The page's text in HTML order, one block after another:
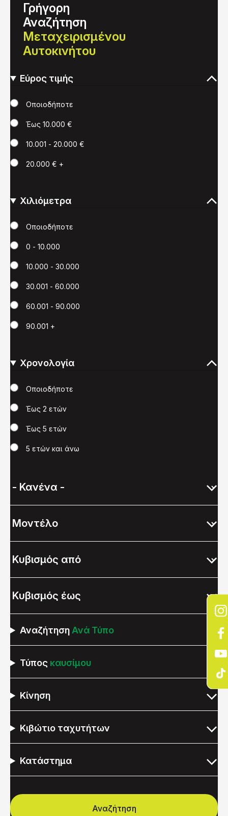
Γρήγορη
Αναζήτηση
Μεταχειρισμένου
Αυτοκινήτου
Εύρος τιμής
ΤιμήΟποιοδήποτε
Έως 10.000 €
10.001 - 20.000 €
20.000 € +
Χιλιόμετρα
Χιλιόμετρα
Οποιοδήποτε
0 - 10.000
10.000 - 30.000
30.001 - 60.000
60.001 - 90.000
90.001 +
Χρονολογία
Χρονολογία
Οποιοδήποτε
Έως 2 ετών
Έως 5 ετών
5 ετών και άνω
Αναζήτηση Ανά Τύπο
Τύπος καυσίμου
Κίνηση
Κιβώτιο ταχυτήτων
Κατάστημα